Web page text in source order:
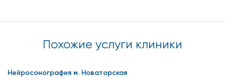
Похожие услуги клиники
Нейросонография м. Новаторская